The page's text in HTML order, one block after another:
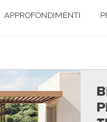
APPROFONDIMENTI